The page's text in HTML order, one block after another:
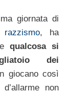
giornata di
, ha
qualcosa si
dei
giocano così
non